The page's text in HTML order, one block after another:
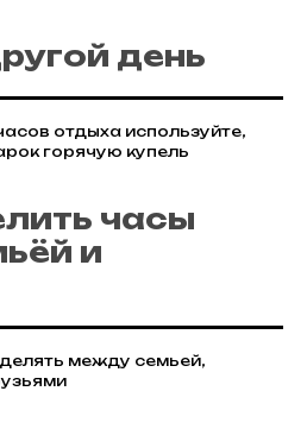
день
отдыха используйте,
горячую купель
часы
и
между семьей,